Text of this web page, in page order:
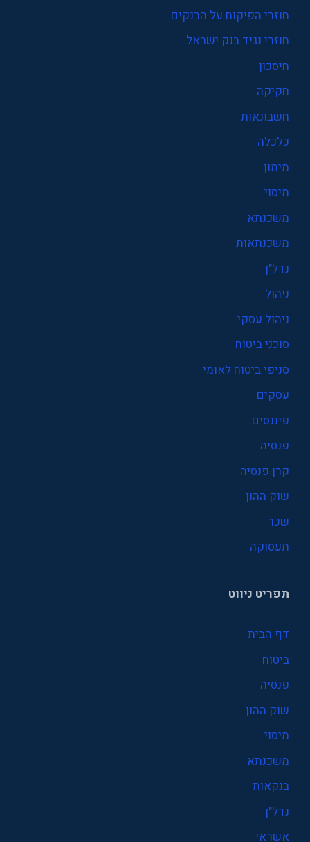
חוזרי הפיקוח על הבנקים
חוזרי נגיד בנק ישראל
חיסכון
חקיקה
חשבונאות
כלכלה
מימון
מיסוי
משכנתא
משכנתאות
נדל"ן
ניהול
ניהול עסקי
סוכני ביטוח
סניפי ביטוח לאומי
עסקים
פיננסים
פנסיה
קרן פנסיה
שוק ההון
שכר
תעסוקה
תפריט ניווט
דף הבית
ביטוח
פנסיה
שוק ההון
מיסוי
משכנתא
בנקאות
נדל"ן
אשראי